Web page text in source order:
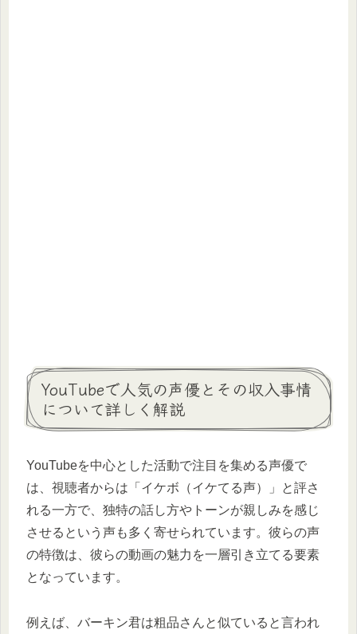
YouTubeで人気の声優とその収入事情
について詳しく解説
YouTubeを中心とした活動で注目を集める声優で
は、視聴者からは「イケボ（イケてる声）」と評さ
れる一方で、独特の話し方やトーンが親しみを感じ
させるという声も多く寄せられています。彼らの声
の特徴は、彼らの動画の魅力を一層引き立てる要素
となっています。
例えば、バーキン君は粗品さんと似ていると言われ